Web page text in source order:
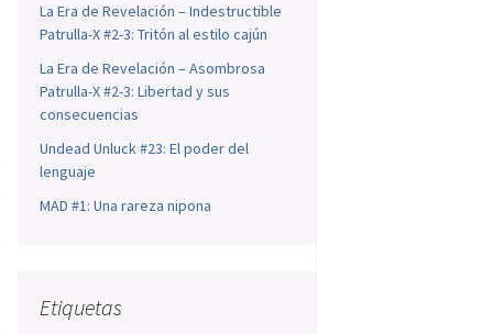
La Era de Revelación – Indestructible
Patrulla-X #2-3: Tritón al estilo cajún
La Era de Revelación – Asombrosa
Patrulla-X #2-3: Libertad y sus
consecuencias
Undead Unluck #23: El poder del
lenguaje
MAD #1: Una rareza nipona
Etiquetas